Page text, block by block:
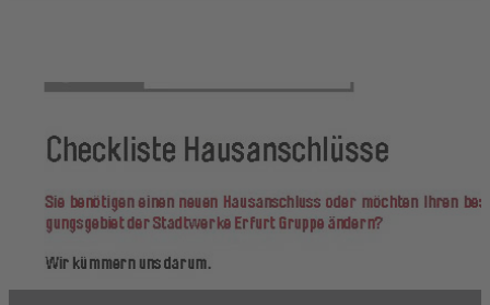
Video starten